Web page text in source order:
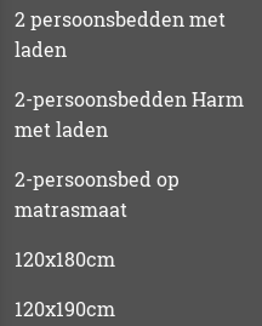
2 persoonsbedden met
laden
2-persoonsbedden Harm
met laden
2-persoonsbed op
matrasmaat
120x180cm
120x190cm